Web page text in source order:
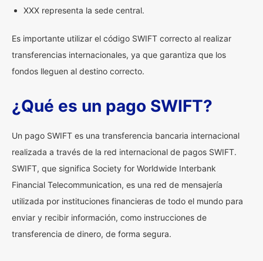
XXX representa la sede central.
Es importante utilizar el código SWIFT correcto al realizar
transferencias internacionales, ya que garantiza que los
fondos lleguen al destino correcto.
¿Qué es un pago SWIFT?
Un pago SWIFT es una transferencia bancaria internacional
realizada a través de la red internacional de pagos SWIFT.
SWIFT, que significa Society for Worldwide Interbank
Financial Telecommunication, es una red de mensajería
utilizada por instituciones financieras de todo el mundo para
enviar y recibir información, como instrucciones de
transferencia de dinero, de forma segura.